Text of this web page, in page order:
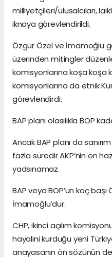
milliyetçileri/ulusalcıları,
iknaya görevlendirildi.
Özgür Özel ve İmamoğlu
üzerinden mitingler
komisyonlarına koşa koşa
komisyonlarına da etnik
görevlendirdi.
BAP planı olasılıkla BOP
Ancak BAP planı da
fazla süredir AKP’nin ön
yadsınamaz.
BAP veya BOP’un koç
İmamoğlu’dur.
CHP, ikinci açılım
hayalini kurduğu yeni
anayasanın ön sözünün